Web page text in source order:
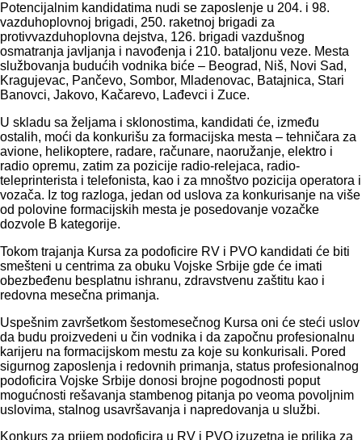
Potencijalnim kandidatima nudi se zaposlenje u 204. i 98.
vazduhoplovnoj brigadi, 250. raketnoj brigadi za
protivvazduhoplovna dejstva, 126. brigadi vazdušnog
osmatranja javljanja i navođenja i 210. bataljonu veze. Mesta
službovanja budućih vodnika biće – Beograd, Niš, Novi Sad,
Kragujevac, Pančevo, Sombor, Mladenovac, Batajnica, Stari
Banovci, Jakovo, Kačarevo, Lađevci i Zuce.
U skladu sa željama i sklonostima, kandidati će, između
ostalih, moći da konkurišu za formacijska mesta – tehničara za
avione, helikoptere, radare, računare, naoružanje, elektro i
radio opremu, zatim za pozicije radio-relejaca, radio-
teleprinterista i telefonista, kao i za mnoštvo pozicija operatora i
vozača. Iz tog razloga, jedan od uslova za konkurisanje na više
od polovine formacijskih mesta je posedovanje vozačke
dozvole B kategorije.
Tokom trajanja Kursa za podoficire RV i PVO kandidati će biti
smešteni u centrima za obuku Vojske Srbije gde će imati
obezbeđenu besplatnu ishranu, zdravstvenu zaštitu kao i
redovna mesečna primanja.
Uspešnim završetkom šestomesečnog Kursa oni će steći uslov
da budu proizvedeni u čin vodnika i da započnu profesionalnu
karijeru na formacijskom mestu za koje su konkurisali. Pored
sigurnog zaposlenja i redovnih primanja, status profesionalnog
podoficira Vojske Srbije donosi brojne pogodnosti poput
mogućnosti rešavanja stambenog pitanja po veoma povoljnim
uslovima, stalnog usavršavanja i napredovanja u službi.
Konkurs za prijem podoficira u RV i PVO izuzetna je prilika za